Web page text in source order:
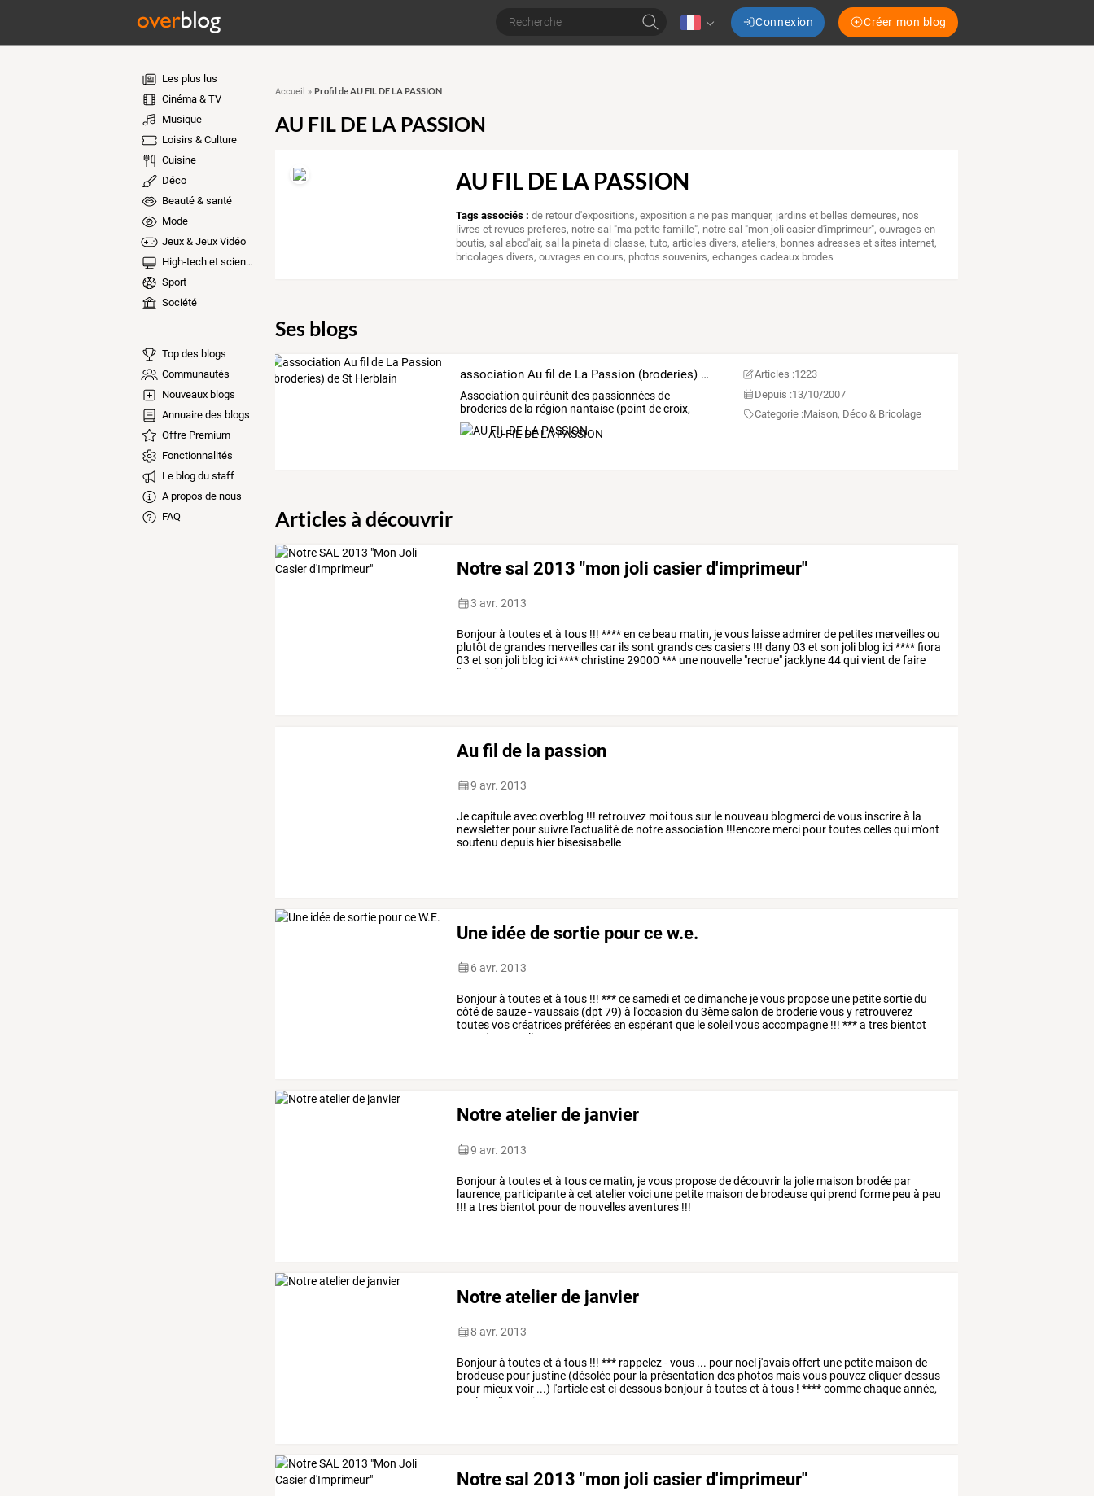
Connexion Créer mon blog
Les plus lus
Cinéma & TV
Musique
Loisirs & Culture
Cuisine
Déco
Beauté & santé
Mode
Jeux & Jeux Vidéo
High-tech et sciences
Sport
Société
Top des blogs
Communautés
Nouveaux blogs
Annuaire des blogs
Offre Premium
Fonctionnalités
Le blog du staff
A propos de nous
FAQ
Accueil » Profil de AU FIL DE LA PASSION
AU FIL DE LA PASSION
AU FIL DE LA PASSION
Tags associés : de retour d'expositions,exposition a ne pas manquer, jardins et belles demeures, nos
livres et revues preferes, notre sal "ma petite famille", notre sal "mon joli casier d'imprimeur",ouvrages en
boutis,sal abcd'air,sal la pineta di classe,tuto,articles divers,ateliers, bonnes adresses et sites internet,
bricolages divers,ouvrages en cours, photos souvenirs,echanges cadeaux brodes
Ses blogs
association Au fil de La Passion (broderies) de St Herblain
Association quiréunit despassionnéesde
broderiesdela région nantaise(point decroix,
passé
AU FIL DE LA PASSION
Articles :1223
Depuis :13/10/2007
Categorie :Maison, Déco & Bricolage
Articles à découvrir
Notre sal 2013 "mon joli casier d'imprimeur"
3 avr. 2013
Bonjourà touteset à tous !!! ****en ce beau matin, jevous laisseadmirerde petites merveillesou
plutôt degrandes merveillescar ilssont grandscescasiers !!! dany03 et son joli blog ici****fiora
03 et son joli blog ici****christine29000 *** une nouvelle "recrue" jacklyne44quivient defaire
l'acquisition
Au fil de la passion
9 avr. 2013
Je capitule avec overblog !!! retrouvez moi tous sur le nouveau blogmerci de vous inscrire à la
newsletter pour suivre l'actualité de notre association !!!encore merci pour toutes celles qui m'ont
soutenu depuis hier bisesisabelle
Une idée de sortie pour ce w.e.
6 avr. 2013
Bonjour à toutes et à tous !!! *** ce samedi et ce dimanche je vous propose une petite sortie du
côté de sauze - vaussais (dpt 79) à l'occasion du 3ème salon de broderie vous y retrouverez
toutes vos créatrices préférées en espérant que le soleil vous accompagne !!! *** a tres bientot
pour de nouvelles aventures
Notre atelier de janvier
9 avr. 2013
Bonjour à toutes et à tous ce matin, je vous propose de découvrir la jolie maison brodée par
laurence, participante à cet atelier voici une petite maison de brodeuse qui prend forme peu à peu
!!! a tres bientot pour de nouvelles aventures !!!
Notre atelier de janvier
8 avr. 2013
Bonjourà touteset à tous !!! *** rappelez-vous ... pour noel j'avaisoffert une petite maison de
brodeuse pour justine (désolée pour la présentation des photos maisvous pouvezcliquerdessus
pour mieuxvoir ...) l'articleest ci-dessous bonjourà touteset à tous ! ****commechaqueannée,
noel
l'occasion
Notre sal 2013 "mon joli casier d'imprimeur"